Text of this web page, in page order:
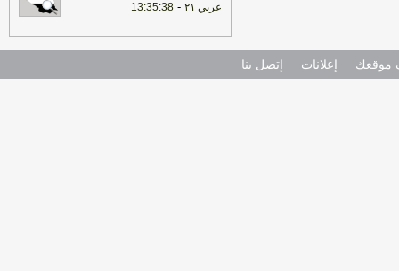
عربي ٢١ -
13:35:38
موقعك إعلانات إتصل بنا